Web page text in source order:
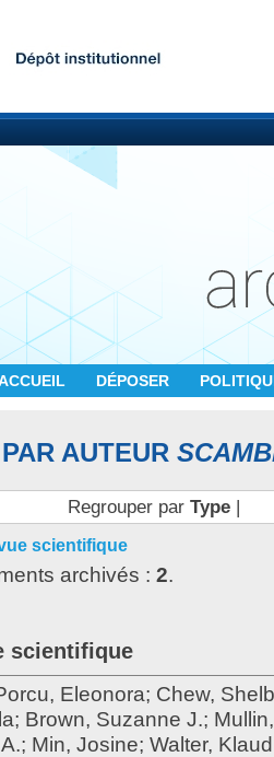
DÉPOSER
AUTEUR
Regrouper par Type|
scientifique
archivés : 2.
scientifique
Eleonora; Chew,
; Brown, Suzanne J.;
; Min, Josine; Walter,